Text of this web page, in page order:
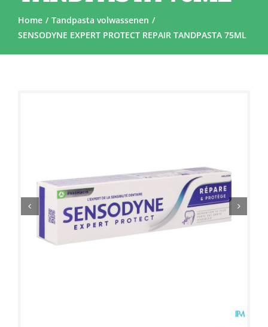
Home
Tandpasta volwassenen
SENSODYNE EXPERT PROTECT REPAIR TANDPASTA 75ML